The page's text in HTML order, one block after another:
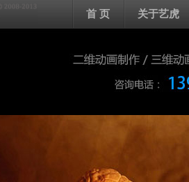
首 页 关于艺虎